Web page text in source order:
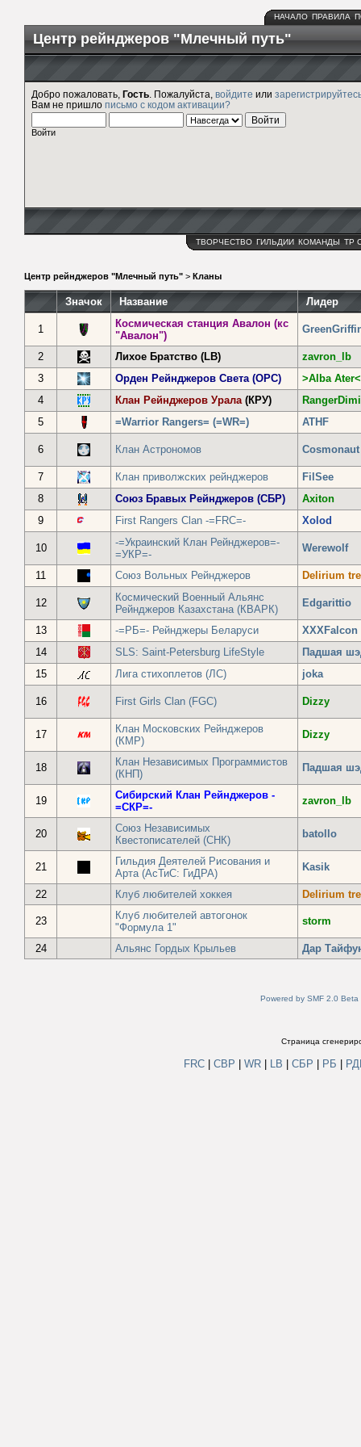
НАЧАЛО ПРАВИЛА
Центр рейнджеров "Млечный путь"
Добро пожаловать, Гость . Пожалуйста, войдите или
Вам не пришло письмо с кодом активации?
Войти
ТВОРЧЕСТВО ГИЛЬДИИ КОМАНДЫ ТР
Центр рейнджеров "Млечный путь" > Кланы
Значок Название Лидер
1
Космическая станция Авалон (кс
"Авалон")
2 Лихое Братство (LB)
zavron_lb
3
Орден Рейнджеров Света (ОРС)
>Alba Ater<
4
Клан Рейнджеров Урала (КРУ)
5
=Warrior Rangers= (=WR=) ATHF
6 Клан Астрономов Cosmonaut
7 Клан приволжских рейнджеров
FilSee
8
Союз Бравых Рейнджеров (СБР)
Axiton
9
First Rangers Clan -=FRC=- Xolod
10
-=Украинский Клан Рейнджеров=-
=УКР=-
Werewolf
11 Союз Вольных Рейнджеров Delirium
12
Космический Военный Альянс
Рейнджеров Казахстана (КВАРК)
Edgarittio
13 -=РБ=- Рейнджеры Беларуси
XХXFalcon
14
SLS: Saint-Petersburg LifeStyle
Падшая
15
Лига стихоплетов (ЛС) joka
16 First Girls Clan (FGC) Dizzy
17
Клан Московских Рейнджеров
(КМР)
Dizzy
18
Клан Независимых Программистов
(КНП)
Падшая
19
Сибирский Клан Рейнджеров -
=СКР=-
zavron_lb
20
Союз Независимых
Квестописателей (СНК)
batollo
21
Гильдия Деятелей Рисования и
Арта (АсТиС: ГиДРА)
Kasik
22 Клуб любителей хоккея Delirium
23
Клуб любителей автогонок
"Формула 1"
storm
24 Альянс Гордых Крыльев Дар
Powered by SMF 2.0 Beta
Страница
FRC СВР WR LB СБР РБ